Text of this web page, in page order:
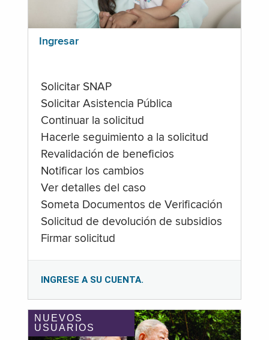
Ingresar
Solicitar SNAP
Solicitar Asistencia Pública
Continuar la solicitud
Hacerle seguimiento a la solicitud
Revalidación de beneficios
Notificar los cambios
Ver detalles del caso
Someta Documentos de Verificación
Solicitud de devolución de subsidios
Firmar solicitud
INGRESE A SU CUENTA.
NUEVOS
USUARIOS